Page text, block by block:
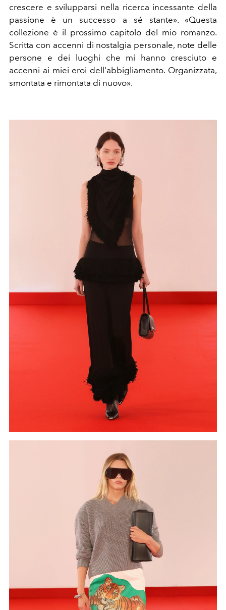
crescere e svilupparsi nella ricerca incessante della
passione è un successo a sé stante». «Questa
collezione è il prossimo capitolo del mio romanzo.
Scritta con accenni di nostalgia personale, note delle
persone e dei luoghi che mi hanno cresciuto e
accenni ai miei eroi dell'abbigliamento. Organizzata,
smontata e rimontata di nuovo».